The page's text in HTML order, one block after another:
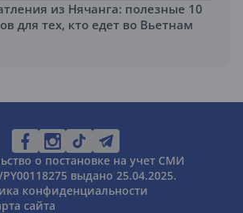
из Нячанга: полезные 10
для тех, кто едет во Вьетнам
о постановке на учет СМИ
выдано 25.04.2025.
конфиденциальности
сайта